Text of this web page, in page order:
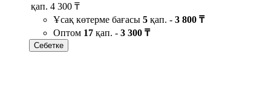
қап. 4 300 ₸
Ұсақ көтерме бағасы 5 қап. - 3 800 ₸
Оптом 17 қап. - 3 300 ₸
Себетке